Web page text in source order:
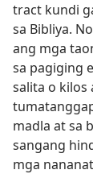
tract kundi
sa Bibliya.
ang mga
sa pagiging
salita o kilos
madla at sa
sangang
mga